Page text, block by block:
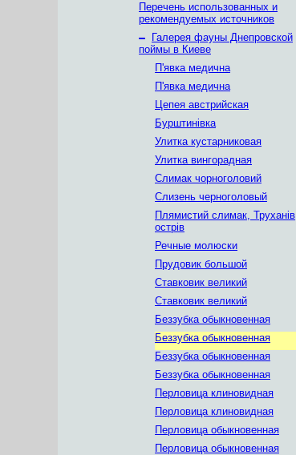
Перечень использованных и
рекомендуемых источников
–
Галерея фауны Днепровской
поймы в Киеве
П'явка медична
П'явка медична
Цепея австрийская
Бурштинівка
Улитка кустарниковая
Улитка вингорадная
Слимак чорноголовий
Слизень черноголовый
Плямистий слимак, Труханів
острів
Речные молюски
Прудовик большой
Ставковик великий
Ставковик великий
Беззубка обыкновенная
Беззубка обыкновенная
Беззубка обыкновенная
Беззубка обыкновенная
Перловица клиновидная
Перловица клиновидная
Перловица обыкновенная
Перловица обыкновенная